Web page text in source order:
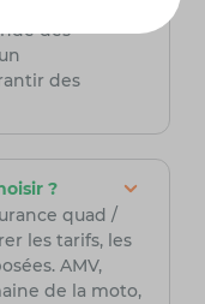
des
des
?
quad /
les tarifs, les
AMV,
de la moto,